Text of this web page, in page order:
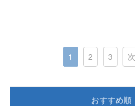
1 2 3
おすすめ順